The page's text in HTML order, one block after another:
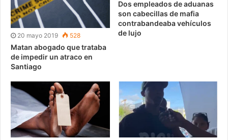
20 mayo 2019 528
Matan abogado que trataba
de impedir un atraco en
Santiago
Dos empleados de aduanas
son cabecillas de mafia
contrabandeaba vehículos
de lujo